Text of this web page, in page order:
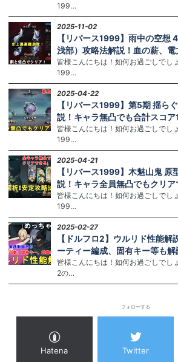
199…
2025-11-02
【リバース1999】雨中の空想
浅部）攻略法解説！血の薪、
皆様こんにちは！如何お過ごしでし
199…
2025-04-22
【リバース1999】第5期 揺ら
説！キャラ無凸でも合計スコ
皆様こんにちは！如何お過ごしでし
199…
2025-04-21
【リバース1999】木魅山鬼 原
説！キャラ全員無凸でもクリ
皆様こんにちは！如何お過ごしでし
199…
2025-02-27
【ドルフロ2】ウルリド性能解
ーティー編成、固有キー等も解
皆様こんにちは！如何お過ごしでし
2の…
フォローする
Hatena Twitter